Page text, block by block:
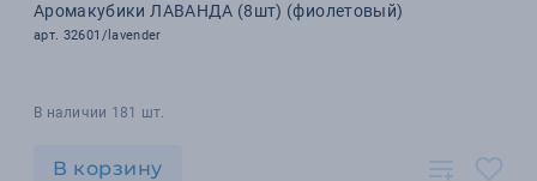
Аромакубики ЛАВАНДА (8шт) (фиолетовый)
арт. 32601/lavender
В наличии 181 шт.
В корзину